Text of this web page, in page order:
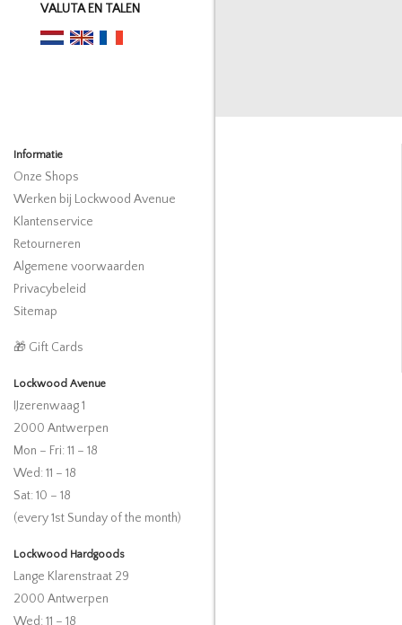
VALUTA EN TALEN
Informatie
Onze Shops
Werken bij Lockwood Avenue
Klantenservice
Retourneren
Algemene voorwaarden
Privacybeleid
Sitemap
🎁 Gift Cards
Lockwood Avenue
IJzerenwaag 1
2000 Antwerpen
Mon – Fri: 11 – 18
Wed: 11 – 18
Sat: 10 – 18
(every 1st Sunday of the month)
Lockwood Hardgoods
Lange Klarenstraat 29
2000 Antwerpen
Wed: 11 – 18